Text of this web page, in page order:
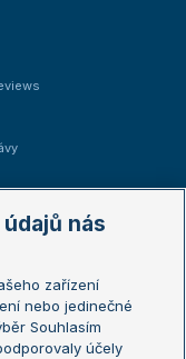
nás
zařízení
nebo jedinečné
Souhlasím
účely